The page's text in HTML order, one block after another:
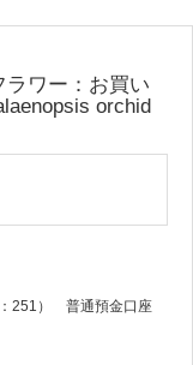
ワー：お買い
orchid
251） 普通預金口座